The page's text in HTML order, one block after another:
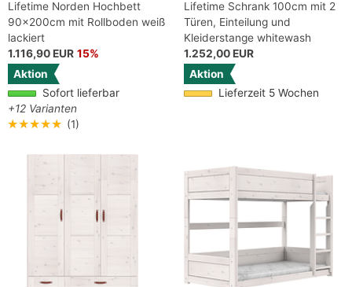
Lifetime Norden Hochbett
90x200cm mit Rollboden weiß
lackiert
1.116,90 EUR 15%
Aktion
Sofort lieferbar
+12 Varianten
★★★★★ (1)
Lifetime Schrank 100cm mit 2
Türen, Einteilung und
Kleiderstange whitewash
1.252,00 EUR
Aktion
Lieferzeit 5 Wochen